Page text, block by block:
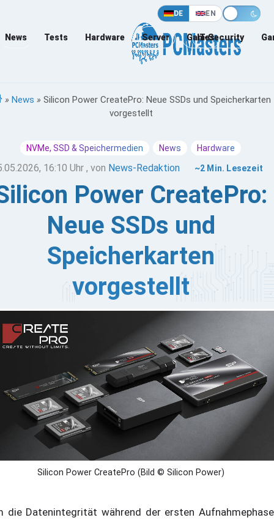
DE EN
News Tests Hardware Server Games
IT-Security
» News » Silicon Power CreatePro: Neue SSDs und Speicherkarten
vorgestellt
NVMe, SSD & Speichermedien News Hardware
16:10 Uhr , von News-Redaktion ~2 Min. Lesezeit
Power CreatePro:
Neue SSDs und
Speicherkarten
vorgestellt
eine neue Kategorie von Speicherlösungen auf der
aufgenommen wurde. Anstatt sich
auf die Speicherkapazität zu konzentrieren,
sich die Serie an spezifischen Nutzerprofilen
den vier Hauptphasen des kreativen Arbeitsablaufs:
Übertragung, Bearbeitung und Sicherung.
Silicon Power CreatePro (Bild © Silicon Power)
die Datenintegrität während der ersten Aufnahmephase